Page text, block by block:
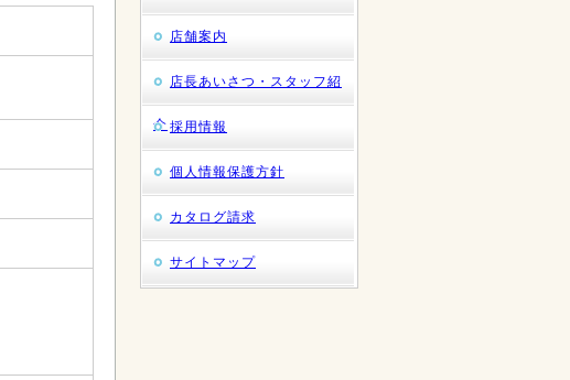
店舗案内
店長あいさつ・スタッフ紹
介 採用情報
個人情報保護方針
カタログ請求
サイトマップ